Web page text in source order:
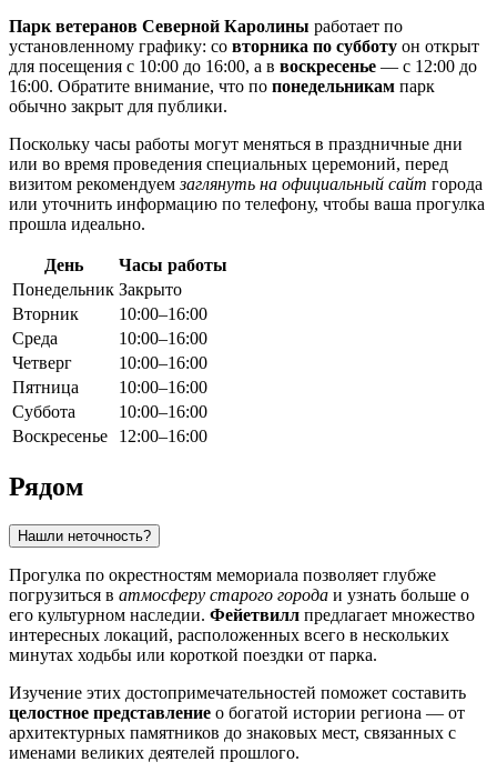
Парк ветеранов Северной Каролины работает по
установленному графику: со вторника по субботу он открыт
для посещения с 10:00 до 16:00, а в воскресенье — с 12:00 до
16:00. Обратите внимание, что по понедельникам парк
обычно закрыт для публики.
Поскольку часы работы могут меняться в праздничные дни
или во время проведения специальных церемоний, перед
визитом рекомендуемзаглянуть на официальный сайт города
или уточнить информацию по телефону, чтобы ваша прогулка
прошла идеально.
День
Часы работы
Понедельник Закрыто
Вторник
10:00–16:00
Среда
10:00–16:00
Четверг
10:00–16:00
Пятница
10:00–16:00
Суббота
10:00–16:00
Воскресенье
12:00–16:00
Рядом
Нашли неточность?
Прогулка по окрестностям мемориала позволяет глубже
погрузиться в атмосферу старого города и узнать больше о
его культурном наследии. Фейетвилл предлагает множество
интересных локаций, расположенных всего в нескольких
минутах ходьбы или короткой поездки от парка.
Изучение этих достопримечательностей поможет составить
целостное представление о богатой истории региона — от
архитектурных памятников до знаковых мест, связанных с
именами великих деятелей прошлого.